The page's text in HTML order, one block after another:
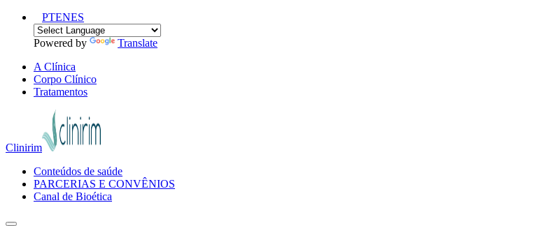
PTENES
Powered by
Translate
A Clínica
Corpo Clínico
Tratamentos
Clinirim
Conteúdos de saúde
PARCERIAS E CONVÊNIOS
Canal de Bioética